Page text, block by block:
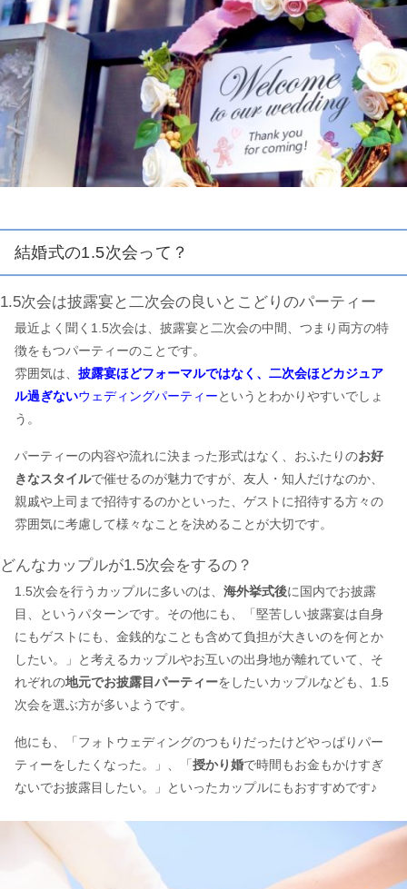
結婚式の1.5次会って？
1.5次会は披露宴と二次会の良いとこどりのパーティー
最近よく聞く1.5次会は、披露宴と二次会の中間、つまり両方の特
徴をもつパーティーのことです。
雰囲気は、 披露宴ほどフォーマルではなく、二次会ほどカジュア
ル過ぎないウェディングパーティーというとわかりやすいでしょ
う。
パーティーの内容や流れに決まった形式はなく、おふたりのお好
きなスタイルで催せるのが魅力ですが、友人・知人だけなのか、
親戚や上司まで招待するのかといった、ゲストに招待する方々の
雰囲気に考慮して様々なことを決めることが大切です。
どんなカップルが1.5次会をするの？
1.5次会を行うカップルに多いのは、 海外挙式後に国内でお披露
目、というパターンです。その他にも、「堅苦しい披露宴は自身
にもゲストにも、金銭的なことも含めて負担が大きいのを何とか
したい。」と考えるカップルやお互いの出身地が離れていて、そ
れぞれの地元でお披露目パーティーをしたいカップルなども、1.5
次会を選ぶ方が多いようです。
他にも、「フォトウェディングのつもりだったけどやっぱりパー
ティーをしたくなった。」、「 授かり婚で時間もお金もかけすぎ
ないでお披露目したい。」といったカップルにもおすすめです♪